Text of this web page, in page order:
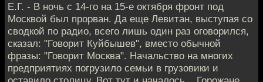
Е.Г. - В ночь с 14-го на 15-е октября фронт под
Москвой был прорван. Да еще Левитан, выступая со
сводкой по радио, всего лишь один раз оговорился,
сказал: "Говорит Куйбышев", вместо обычной
фразы: "Говорит Москва". Начальство на многих
предприятиях погрузило семьи в грузовики и